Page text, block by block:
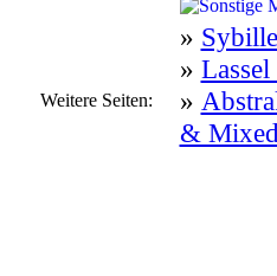
Weitere Seiten:
»
»
»
&